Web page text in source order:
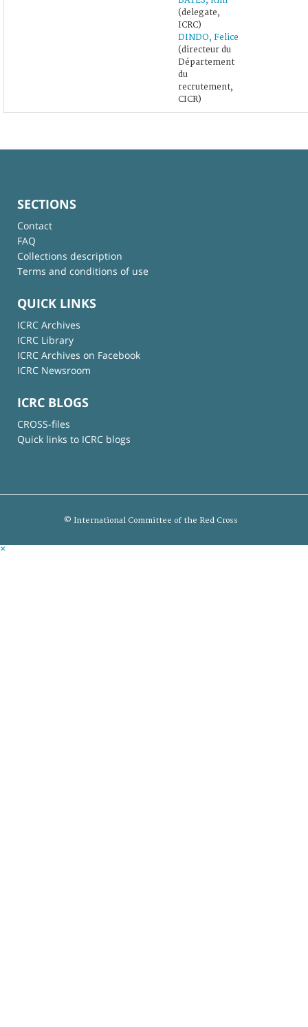
(delegate,
ICRC)
DINDO, Felice
(directeur du
Département
du
recrutement,
CICR)
SECTIONS
Contact
FAQ
Collections description
Terms and conditions of use
QUICK LINKS
ICRC Archives
ICRC Library
ICRC Archives on Facebook
ICRC Newsroom
ICRC BLOGS
CROSS-files
Quick links to ICRC blogs
© International Committee of the Red Cross
×